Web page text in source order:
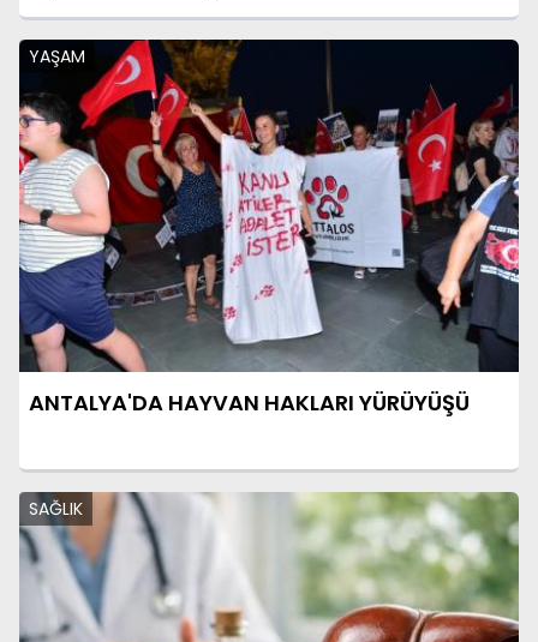
YAŞAM
ANTALYA'DA HAYVAN HAKLARI YÜRÜYÜŞÜ
SAĞLIK